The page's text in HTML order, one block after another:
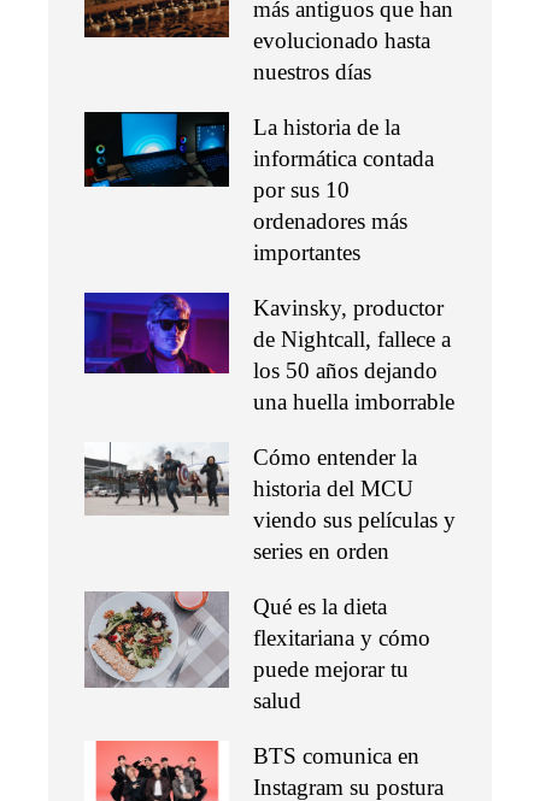
más antiguos que han
evolucionado hasta
nuestros días
La historia de la
informática contada
por sus 10
ordenadores más
importantes
Kavinsky, productor
de Nightcall, fallece a
los 50 años dejando
una huella imborrable
Cómo entender la
historia del MCU
viendo sus películas y
series en orden
Qué es la dieta
flexitariana y cómo
puede mejorar tu
salud
BTS comunica en
Instagram su postura